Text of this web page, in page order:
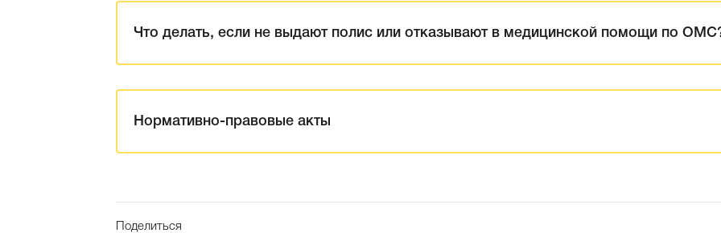
Что делать, если не выдают полис или отказывают в медицинской помощи по
Нормативно-правовые акты
Поделиться